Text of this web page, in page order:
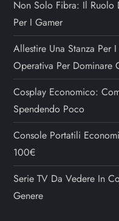
Non Solo Fibra: Il Ruolo
Per I Gamer
Allestire Una Stanza Per
Operativa Per Dominare
Cosplay Economico:
Spendendo Poco
Console Portatili
100€
Serie TV Da Vedere In
Genere